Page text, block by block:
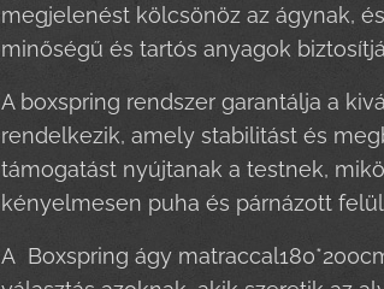
megjelenést kölcsönöz az ágynak,
minőségű és tartós anyagok
A boxspring rendszer garantálja a
rendelkezik, amely stabilitást és
támogatást nyújtanak a testnek,
kényelmesen puha és párnázott
A Boxspring ágy